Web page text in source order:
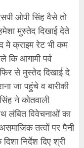
ओपी सिंह वैसे तो
मुस्तेद दिखाई देते
मे क्राइम रेट भी कम
कि आगामी पर्व
से मुस्तेद दिखाई दे
जा पहुंचे व बारीकी
ने कोतवाली
लंबित विवेचनाओं का
तत्वों पर पैनी
निर्देश दिए श्री